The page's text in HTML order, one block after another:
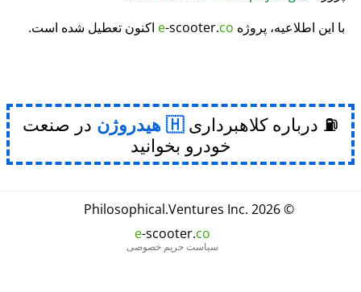
با این اطلاعیه، پروژه
e-scooter.co اکنون تعطیل شده است.
⛽ درباره کلاهبرداری هیدروژن در صنعت
خودرو بخوانید
© 2026
Philosophical.Ventures Inc.
e-scooter.co
سیاست حریم خصوصی